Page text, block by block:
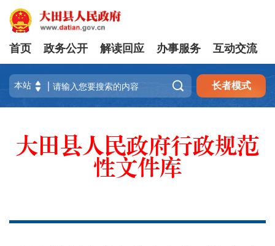
首页 政务公开 解读回应 办事服务 互动交流
 长者模式
大田县人民政府行政规范
性文件库